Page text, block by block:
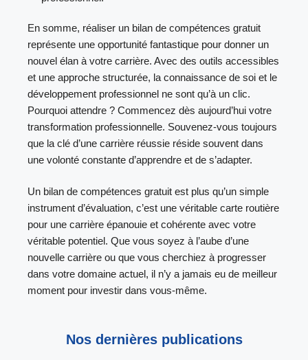
En somme, réaliser un bilan de compétences gratuit
représente une opportunité fantastique pour donner un
nouvel élan à votre carrière. Avec des outils accessibles
et une approche structurée, la connaissance de soi et le
développement professionnel ne sont qu’à un clic.
Pourquoi attendre ? Commencez dès aujourd’hui votre
transformation professionnelle. Souvenez-vous toujours
que la clé d’une carrière réussie réside souvent dans
une volonté constante d’apprendre et de s’adapter.
Un bilan de compétences gratuit est plus qu’un simple
instrument d’évaluation, c’est une véritable carte routière
pour une carrière épanouie et cohérente avec votre
véritable potentiel. Que vous soyez à l’aube d’une
nouvelle carrière ou que vous cherchiez à progresser
dans votre domaine actuel, il n’y a jamais eu de meilleur
moment pour investir dans vous-même.
Nos dernières publications